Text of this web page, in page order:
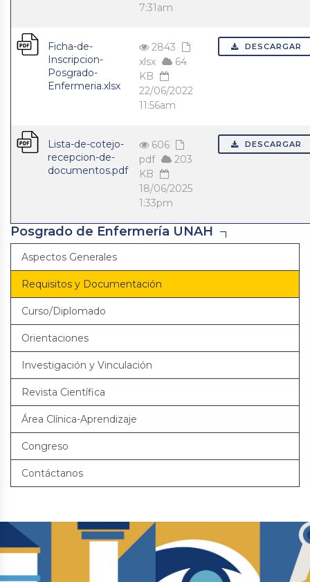
7:31am
Ficha-de-
Inscripcion-
Posgrado-
Enfermeria.xlsx
2843
xlsx
64
KB
22/06/2022
11:56am
DESCARGAR
Lista-de-cotejo-
recepcion-de-
documentos.pdf
606
pdf
203
KB
18/06/2025
1:33pm
DESCARGAR
Posgrado de Enfermería UNAH
Aspectos Generales
Requisitos y Documentación
Curso/Diplomado
Orientaciones
Investigación y Vinculación
Revista Científica
Área Clínica-Aprendizaje
Congreso
Contáctanos